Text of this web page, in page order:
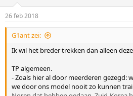
s
:
26 feb 2018
G1ant zei:
Ik wil het breder trekken dan alleen
TP algemeen.
- Zoals hier al door meerderen gezegd:
we door ons model nooit zo kunnen